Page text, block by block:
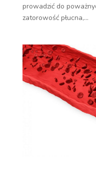
prowadzić do
zatorowość płucna,...